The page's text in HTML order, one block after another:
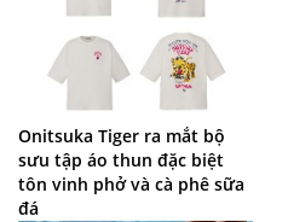
Onitsuka Tiger ra mắt bộ
sưu tập áo thun đặc biệt
tôn vinh phở và cà phê sữa
đá